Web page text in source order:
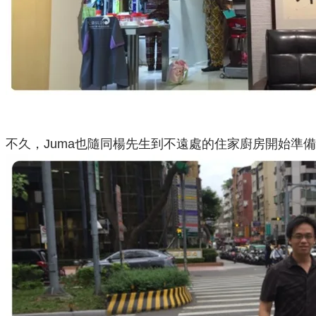
不久，Juma也隨同楊先生到不遠處的住家廚房開始準